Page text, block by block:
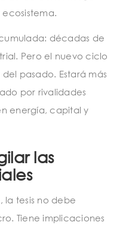
décadas de
Pero el nuevo ciclo
pasado. Estará más
por rivalidades
energía, capital y
las
la tesis no debe
Tiene implicaciones